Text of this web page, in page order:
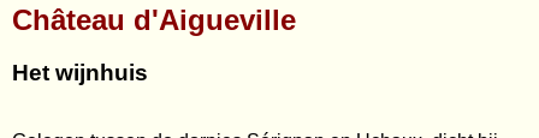
Château d'Aigueville
Het wijnhuis